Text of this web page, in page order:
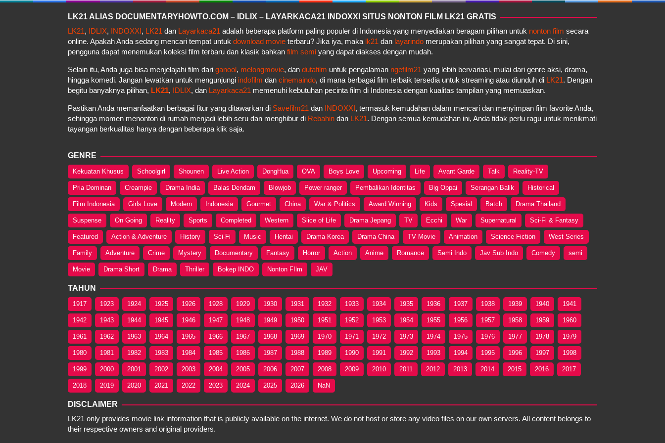
LK21 ALIAS DOCUMENTARYHOWTO.COM – IDLIX – LAYARKACA21 INDOXXI SITUS NONTON FILM LK21 GRATIS
LK21, IDLIX, INDOXXI, LK21 dan Layarkaca21 adalah beberapa platform paling populer di Indonesia yang menyediakan beragam pilihan untuk nonton film secara
online. Apakah Anda sedang mencari tempat untuk download movie terbaru? Jika iya, maka lk21 dan layarindo merupakan pilihan yang sangat tepat. Di sini,
pengguna dapat menemukan koleksi film terbaru dan klasik bahkan film semi yang dapat diakses dengan mudah.
Selain itu, Anda juga bisa menjelajahi film dari ganool, melongmovie, dan dutafilm untuk pengalaman ngefilm21 yang lebih bervariasi, mulai dari genre aksi, drama,
hingga komedi. Jangan lewatkan untuk mengunjungi indofilm dan cinemaindo, di mana berbagai film terbaik tersedia untuk streaming atau diunduh di LK21. Dengan
begitu banyaknya pilihan, LK21, IDLIX, dan Layarkaca21 memenuhi kebutuhan pecinta film di Indonesia dengan kualitas tampilan yang memuaskan.
Pastikan Anda memanfaatkan berbagai fitur yang ditawarkan di Savefilm21 dan INDOXXI, termasuk kemudahan dalam mencari dan menyimpan film favorite Anda,
sehingga momen menonton di rumah menjadi lebih seru dan menghibur di Rebahin dan LK21. Dengan semua kemudahan ini, Anda tidak perlu ragu untuk menikmati
tayangan berkualitas hanya dengan beberapa klik saja.
GENRE
Kekuatan Khusus Schoolgirl Shounen Live Action DongHua OVA Boys Love Upcoming Life Avant Garde Talk Reality-TV
Pria Dominan Creampie Drama India Balas Dendam Blowjob Power ranger Pembalikan Identitas Big Oppai Serangan Balik Historical
Film Indonesia Girls Love Modern Indonesia Gourmet China War & Politics Award Winning Kids Spesial Batch Drama Thailand
Suspense On Going Reality Sports Completed Western Slice of Life Drama Jepang TV Ecchi War Supernatural Sci-Fi & Fantasy
Featured Action & Adventure History Sci-Fi Music Hentai Drama Korea Drama China TV Movie Animation Science Fiction West Series
Family Adventure Crime Mystery Documentary Fantasy Horror Action Anime Romance Semi Indo Jav Sub Indo Comedy semi
Movie Drama Short Drama Thriller Bokep INDO Nonton FIlm JAV
TAHUN
1917 1923 1924 1925 1926 1928 1929 1930 1931 1932 1933 1934 1935 1936 1937 1938 1939 1940 1941
1942 1943 1944 1945 1946 1947 1948 1949 1950 1951 1952 1953 1954 1955 1956 1957 1958 1959 1960
1961 1962 1963 1964 1965 1966 1967 1968 1969 1970 1971 1972 1973 1974 1975 1976 1977 1978 1979
1980 1981 1982 1983 1984 1985 1986 1987 1988 1989 1990 1991 1992 1993 1994 1995 1996 1997 1998
1999 2000 2001 2002 2003 2004 2005 2006 2007 2008 2009 2010 2011 2012 2013 2014 2015 2016 2017
2018 2019 2020 2021 2022 2023 2024 2025 2026 NaN
DISCLAIMER
LK21 only provides movie link information that is publicly available on the internet. We do not host or store any video files on our own servers. All content belongs to
their respective owners and original providers.